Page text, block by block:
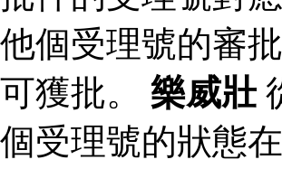
他個受理號的審
可獲批。 樂威壯
個受理號的狀態